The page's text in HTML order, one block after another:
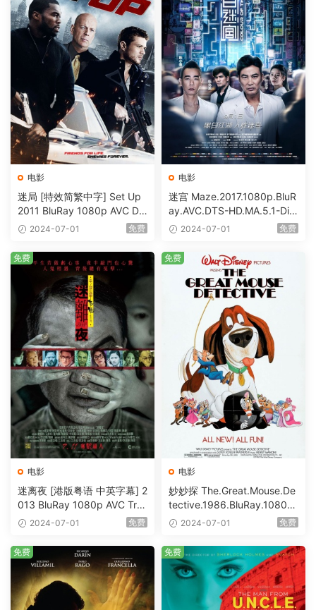
电影
迷局 [特效简繁中字] Set Up
2011 BluRay 1080p AVC DT
S-HD MA5.1-shhaclm@CHD
2024-07-01 免费
电影
迷宫 Maze.2017.1080p.BluR
ay.AVC.DTS-HD.MA.5.1-DiY
@HDHome [BDISO 19.7GB]
2024-07-01 免费
电影
迷离夜 [港版粤语 中英字幕] 2
013 BluRay 1080p AVC Tru
eHD5.1 [BDISO 22.64GB]
2024-07-01 免费
免费
电影
妙妙探 The.Great.Mouse.De
tective.1986.BluRay.1080p.
AVC.DTS-HD.MA.5.1-HDHo
2024-07-01 免费
免费
免费 免费